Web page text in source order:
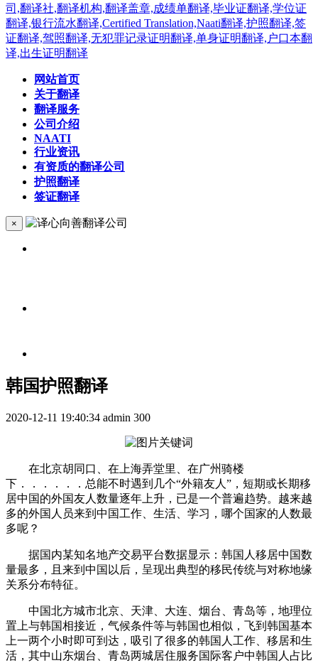
网站首页
关于翻译
翻译服务
公司介绍
NAATI
行业资讯
有资质的翻译公司
护照翻译
签证翻译
×
韩国护照翻译
2020-12-11 19:40:34 admin 300
在北京胡同口、在上海弄堂里、在广州骑楼
下．．．．．．总能不时遇到几个“外籍友人”，短期或长期移
居中国的外国友人数量逐年上升，已是一个普遍趋势。越来越
多的外国人员来到中国工作、生活、学习，哪个国家的人数最
多呢？
据国内某知名地产交易平台数据显示：韩国人移居中国数
量最多，且来到中国以后，呈现出典型的移民传统与对称地缘
关系分布特征。
中国北方城市北京、天津、大连、烟台、青岛等，地理位
置上与韩国相接近，气候条件等与韩国也相似，飞到韩国基本
上一两个小时即可到达，吸引了很多的韩国人工作、移居和生
活，其中山东烟台、青岛两城居住服务国际客户中韩国人占比